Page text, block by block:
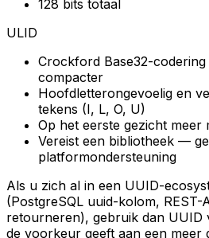
128 bits totaal
ULID
Crockford Base32-
compacter
Hoofdletterongevoelig en
tekens (I, L, O, U)
Op het eerste gezicht meer
Vereist een bibliotheek —
platformondersteuning
Als u zich al in een UUID-
(PostgreSQL uuid-kolom, REST-
retourneren), gebruik dan UUID
de voorkeur geeft aan een meer